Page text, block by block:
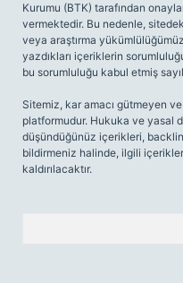
Kurumu (BTK) tarafından
vermektedir. Bu nedenle,
veya araştırma
yazdıkları içeriklerin
bu sorumluluğu kabul etmiş
Sitemiz, kar amacı gütmeyen
platformudur. Hukuka ve yasal
düşündüğünüz içerikleri,
bildirmeniz halinde, ilgili
kaldırılacaktır.